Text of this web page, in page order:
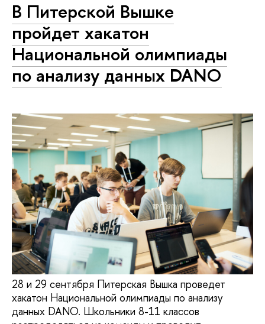
В Питерской Вышке
пройдет хакатон
Национальной олимпиады
по анализу данных DANO
28 и 29 сентября Питерская Вышка проведет
хакатон Национальной олимпиады по анализу
данных DANO. Школьники 8-11 классов